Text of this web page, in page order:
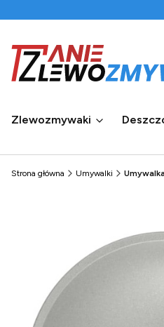
Zlewozmywaki
Strona główna Umywalki